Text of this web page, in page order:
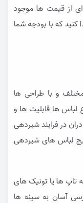
از قیمت ها موجود
کنید که با بودجه شما
و با طراحی ها
لباس ها قابلیت ها و
در فرایند شیردهی
لباس های شیردهی
تاپ ها یا تونیک های
آسان به سینه ها